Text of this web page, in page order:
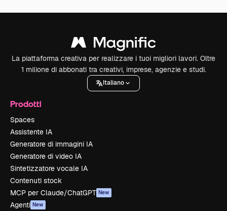
La piattaforma creativa per realizzare i tuoi migliori lavori. Oltre
1 milione di abbonati tra creativi, imprese, agenzie e studi.
Italiano
Prodotti
Spaces
Assistente IA
Generatore di immagini IA
Generatore di video IA
Sintetizzatore vocale IA
Contenuti stock
MCP per Claude/ChatGPT New
Agenti New